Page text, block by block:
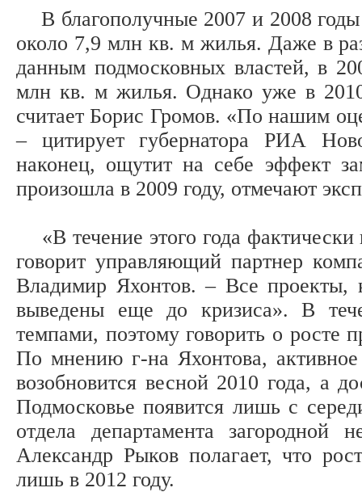
В благополучные 2007 и 2008 годы
около 7,9 млн кв. м жилья. Даже в
данным подмосковных властей, в
млн кв. м жилья. Однако уже в 2010
считает Борис Громов. «По нашим
– цитирует губернатора РИА
наконец, ощутит на себе эффект
произошла в 2009 году, отмечают
«В течение этого года
говорит управляющий партнер
Владимир Яхонтов. – Все проекты,
выведены еще до кризиса». В
темпами, поэтому говорить о росте
По мнению г-на Яхонтова, активное
возобновится весной 2010 года, а
Подмосковье появится лишь с
отдела департамента
Александр Рыков полагает, что
лишь в 2012 году.